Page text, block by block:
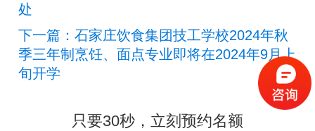
处
下一篇：石家庄饮食集团技工学校2024年秋
季三年制烹饪、面点专业即将在2024年9月上
旬开学
只要30秒，立刻预约名额